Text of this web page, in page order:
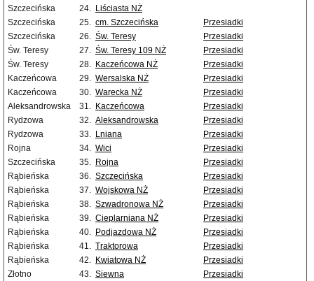
Szczecińska
24. Liściasta NŻ
Szczecińska
25. cm. Szczecińska
Przesiadki
Szczecińska
26. Św. Teresy
Przesiadki
Św. Teresy
27. Św. Teresy 109 NŻ
Przesiadki
Św. Teresy
28. Kaczeńcowa NŻ
Przesiadki
Kaczeńcowa
29. Wersalska NŻ
Przesiadki
Kaczeńcowa
30. Warecka NŻ
Przesiadki
Aleksandrowska
31. Kaczeńcowa
Przesiadki
Rydzowa
32. Aleksandrowska
Przesiadki
Rydzowa
33. Lniana
Przesiadki
Rojna
34. Wici
Przesiadki
Szczecińska
35. Rojna
Przesiadki
Rąbieńska
36. Szczecińska
Przesiadki
Rąbieńska
37. Wojskowa NŻ
Przesiadki
Rąbieńska
38. Szwadronowa NŻ
Przesiadki
Rąbieńska
39. Cieplarniana NŻ
Przesiadki
Rąbieńska
40. Podjazdowa NŻ
Przesiadki
Rąbieńska
41. Traktorowa
Przesiadki
Rąbieńska
42. Kwiatowa NŻ
Przesiadki
Złotno
43. Siewna Przesiadki